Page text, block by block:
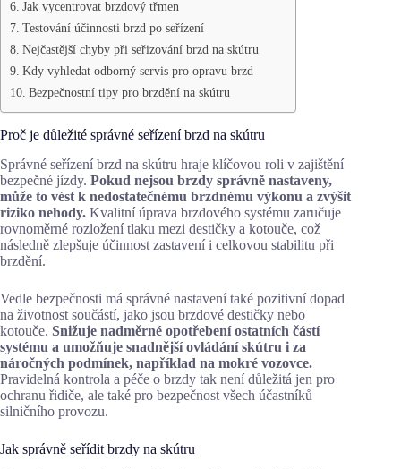
Jak vycentrovat brzdový třmen
Testování účinnosti brzd po seřízení
Nejčastější chyby při seřizování brzd na skútru
Kdy vyhledat odborný servis pro opravu brzd
Bezpečnostní tipy pro brzdění na skútru
Proč je důležité správné seřízení brzd na skútru
Správné seřízení brzd na skútru hraje klíčovou roli v zajištění
bezpečné jízdy. Pokud nejsou brzdy správně nastaveny,
může to vést k nedostatečnému brzdnému výkonu a zvýšit
riziko nehody. Kvalitní úprava brzdového systému zaručuje
rovnoměrné rozložení tlaku mezi destičky a kotouče, což
následně zlepšuje účinnost zastavení i celkovou stabilitu při
brzdění.
Vedle bezpečnosti má správné nastavení také pozitivní dopad
na životnost součástí, jako jsou brzdové destičky nebo
kotouče. Snižuje nadměrné opotřebení ostatních částí
systému a umožňuje snadnější ovládání skútru i za
náročných podmínek, například na mokré vozovce.
Pravidelná kontrola a péče o brzdy tak není důležitá jen pro
ochranu řidiče, ale také pro bezpečnost všech účastníků
silničního provozu.
Jak správně seřídit brzdy na skútru